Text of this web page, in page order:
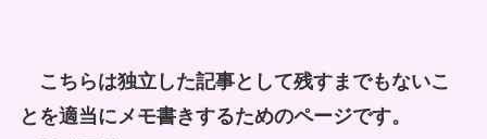
こちらは独立した記事として残すまでもないこ
とを適当にメモ書きするためのページです。